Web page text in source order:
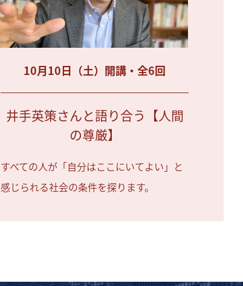
10月10日（土）開講・全6回
井手英策さんと語り合う【人間
の尊厳】
すべての人が「自分はここにいてよい」と
感じられる社会の条件を探ります。